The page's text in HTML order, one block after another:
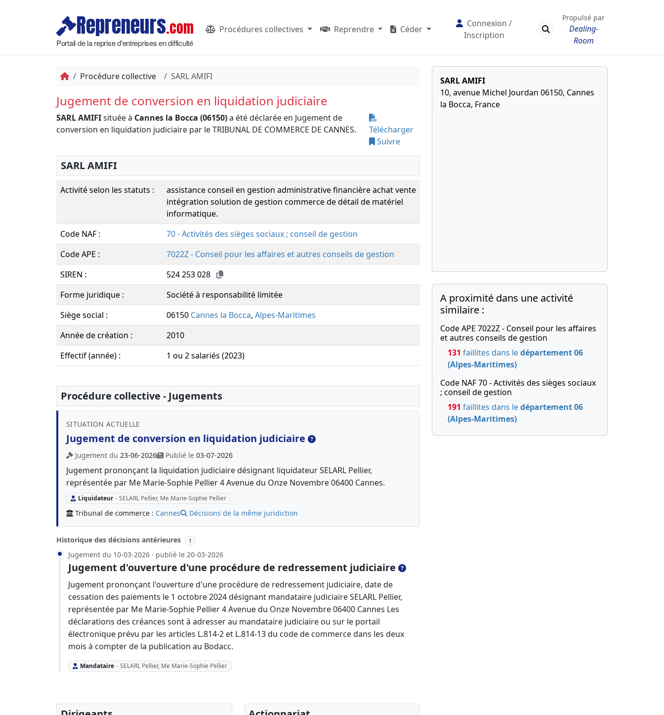
Repreneurs.com
Portail de la reprise d'entreprises en difficulté
Procédures collectives Reprendre Céder
Connexion /
Inscription
Propulsé par
Dealing-
Room
Procédure collective SARL AMIFI
Jugement de conversion en liquidation judiciaire
SARL AMIFIsituée à Cannes la Bocca (06150)a été déclarée en Jugement de
conversion en liquidation judiciaire par le TRIBUNAL DE COMMERCE DE CANNES.
Télécharger
Suivre
SARL AMIFI
Activité selon les statuts :
assistance conseil en gestion administrative financière achat vente
intégration solution de gestion commerce de détail de matériel
informatique.
Code NAF :
70 - Activités des sièges sociaux ; conseil de gestion
Code APE :
7022Z - Conseil pour les affaires et autres conseils de gestion
SIREN :
524 253 028
Forme juridique :
Société à responsabilité limitée
Siège social :
06150 Cannes la Bocca, Alpes-Maritimes
Année de création :
2010
Effectif (année) :
1 ou 2 salariés (2023)
Procédure collective - Jugements
SITUATION ACTUELLE
Jugement de conversion en liquidation judiciaire
Jugement du 23-06-2026 Publié le 03-07-2026
Jugement prononçant la liquidation judiciaire désignant liquidateur SELARL Pellier,
représentée par Me Marie-Sophie Pellier 4 Avenue du Onze Novembre 06400 Cannes.
Liquidateur - SELARL Pellier, Me Marie-Sophie Pellier
Tribunal de commerce : Cannes Décisions de la même juridiction
Historique des décisions antérieures 1
Jugement du 10-03-2026 · publié le 20-03-2026
Jugement d'ouverture d'une procédure de redressement judiciaire
Jugement prononçant l'ouverture d'une procédure de redressement judiciaire, date de
cessation des paiements le 1 octobre 2024 désignant mandataire judiciaire SELARL Pellier,
représentée par Me Marie-Sophie Pellier 4 Avenue du Onze Novembre 06400 Cannes Les
déclarations des créances sont à adresser au mandataire judiciaire ou sur le portail
électronique prévu par les articles L.814-2 et L.814-13 du code de commerce dans les deux
mois à compter de la publication au Bodacc.
Mandataire - SELARL Pellier, Me Marie-Sophie Pellier
SARL AMIFI
10, avenue Michel Jourdan 06150, Cannes
la Bocca, France
A proximité dans une activité
similaire :
Code APE 7022Z - Conseil pour les affaires
et autres conseils de gestion
131 faillites dans ledépartement 06
(Alpes-Maritimes)
Code NAF 70 - Activités des sièges sociaux
; conseil de gestion
191 faillites dans ledépartement 06
(Alpes-Maritimes)